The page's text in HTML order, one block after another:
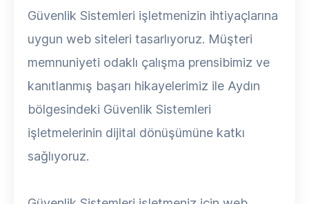
Güvenlik Sistemleri işletmenizin ihtiyaçlarına
uygun web siteleri tasarlıyoruz. Müşteri
memnuniyeti odaklı çalışma prensibimiz ve
kanıtlanmış başarı hikayelerimiz ile Aydın
bölgesindeki Güvenlik Sistemleri
işletmelerinin dijital dönüşümüne katkı
sağlıyoruz.